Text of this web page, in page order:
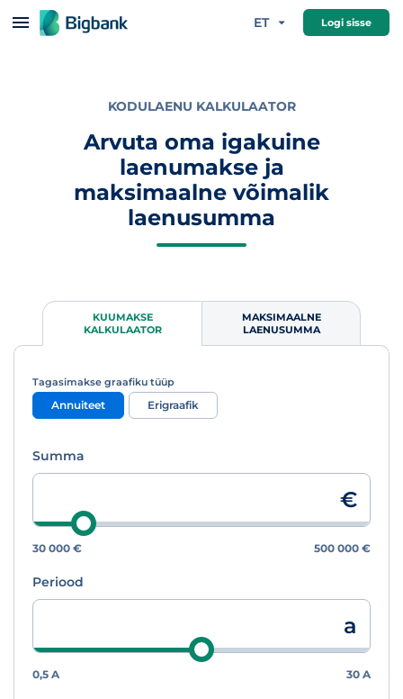
Hüppa sisu juurde ET Logi sisse
KODULAENU KALKULAATOR
Arvuta oma igakuine
laenumakse ja
maksimaalne võimalik
laenusumma
KUUMAKSE
KALKULAATOR
MAKSIMAALNE
LAENUSUMMA
Tagasimakse graafiku tüüp
Annuiteet Erigraafik
Summa
€
30 000 € 500 000 €
Periood
a
0,5 A 30 A